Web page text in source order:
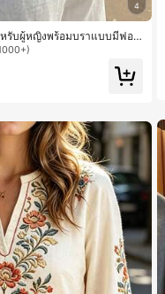
4
หรับผู้หญิงพร้อมบราแบบมีฟอง
ลองสีดำสำหรับฤดูร้อน